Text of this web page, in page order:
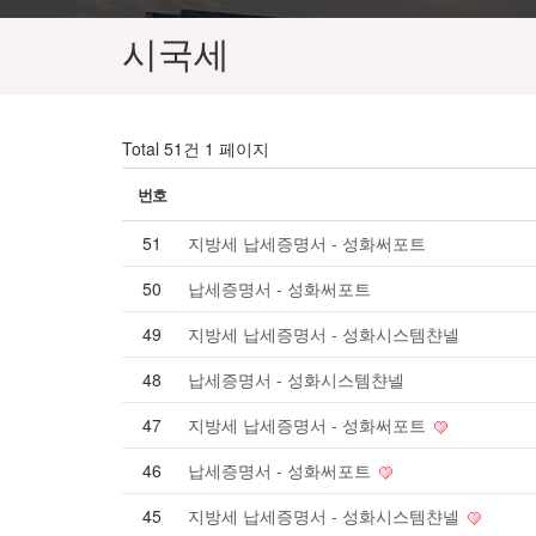
시국세
Total 51건 1 페이지
번호
51
지방세 납세증명서 - 성화써포트
50
납세증명서 - 성화써포트
49
지방세 납세증명서 - 성화시스템챤넬
48
납세증명서 - 성화시스템챤넬
47
지방세 납세증명서 - 성화써포트
46
납세증명서 - 성화써포트
45
지방세 납세증명서 - 성화시스템챤넬